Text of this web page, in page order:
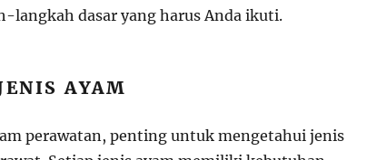
langkah dasar yang harus Anda ikuti.
AYAM
perawatan, penting untuk mengetahui jenis